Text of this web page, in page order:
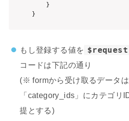
    }
}
もし登録する値を $request
コードは下記の通り
(※ formから受け取るデータは
「category_ids」にカテゴリ
提とする)